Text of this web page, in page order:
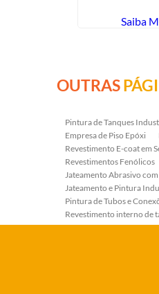
Saiba
OUTRAS
Pintura de Tanques
Empresa de Piso Epóxi
Revestimento E-coat em
Revestimentos Fenólicos
Jateamento Abrasivo
Jateamento e Pintura
Pintura de Tubos e
Revestimento interno de
Serviço de Jateamento e